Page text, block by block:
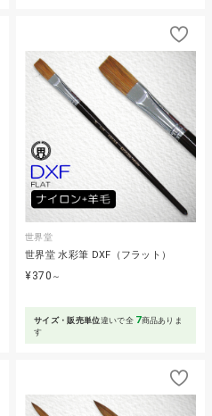
世界堂
世界堂 水彩筆 DXF（フラット）
¥370 ～
サイズ・販売単位違いで全 7商品ありま
す